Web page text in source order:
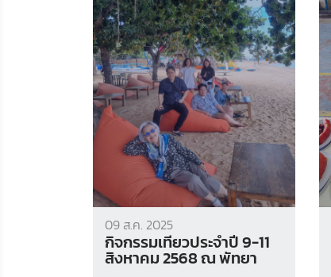
09 ส.ค. 2025
กิจกรรมเที่ยวประจำปี 9-11
สิงหาคม 2568 ณ พัทยา